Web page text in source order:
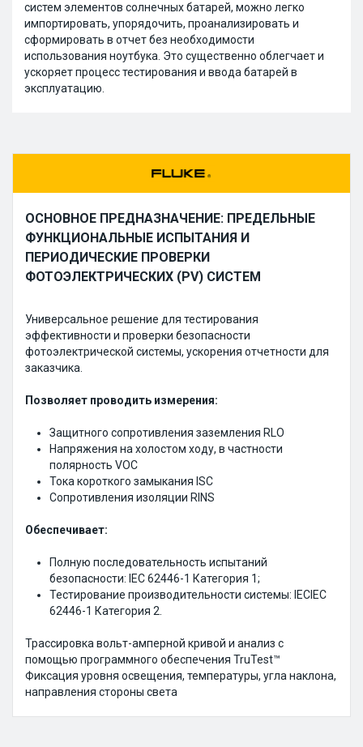
систем элементов солнечных батарей, можно легко
импортировать, упорядочить, проанализировать и
сформировать в отчет без необходимости
использования ноутбука. Это существенно облегчает и
ускоряет процесс тестирования и ввода батарей в
эксплуатацию.
ОСНОВНОЕ ПРЕДНАЗНАЧЕНИЕ: ПРЕДЕЛЬНЫЕ
ФУНКЦИОНАЛЬНЫЕ ИСПЫТАНИЯ И
ПЕРИОДИЧЕСКИЕ ПРОВЕРКИ
ФОТОЭЛЕКТРИЧЕСКИХ (PV) СИСТЕМ
Универсальное решение для тестирования
эффективности и проверки безопасности
фотоэлектрической системы, ускорения отчетности для
заказчика.
Позволяет проводить измерения:
Защитного сопротивления заземления RLO
Напряжения на холостом ходу, в частности
полярность VOC
Тока короткого замыкания ISC
Сопротивления изоляции RINS
Обеспечивает:
Полную последовательность испытаний
безопасности: IEC 62446-1 Категория 1;
Тестирование производительности системы: IECIEC
62446-1 Категория 2.
Трассировка вольт-амперной кривой и анализ с
помощью программного обеспечения TruTest™
Фиксация уровня освещения, температуры, угла наклона,
направления стороны света